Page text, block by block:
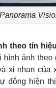
theo tín
hình ảnh theo
xi nhan của
động hiện